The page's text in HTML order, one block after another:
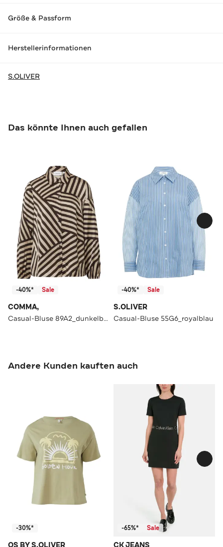
Größe & Passform
Herstellerinformationen
S.OLIVER
Das könnte Ihnen auch gefallen
-40%* Sale
COMMA,
Casual-Bluse 89A2_dunkelbraun
-40%* Sale
S.OLIVER
Casual-Bluse 55G6_royalblau
Andere Kunden kauften auch
-30%* -65%* Sale